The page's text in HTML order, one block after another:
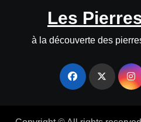
Les
à la découverte des